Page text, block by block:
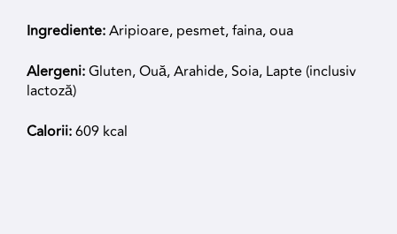
Ingrediente:Aripioare, pesmet, faina, oua
Alergeni:Gluten, Ouă, Arahide, Soia, Lapte (inclusiv
lactoză)
Calorii:609 kcal